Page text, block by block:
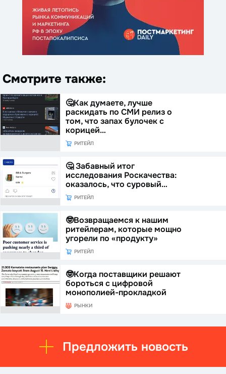
Смотрите также:
🤔Как думаете, лучше
раскидать по СМИ релиз о
том, что запах булочек с
корицей…
РИТЕЙЛ
🤔 Забавный итог
исследования Роскачества:
оказалось, что суровый…
РИТЕЙЛ
🤓Возвращаемся к нашим
ритейлерам, которые мощно
угорели по «продукту»
РИТЕЙЛ
🤓Когда поставщики решают
бороться с цифровой
монополией-прокладкой
РЫНКИ
Предложить новость